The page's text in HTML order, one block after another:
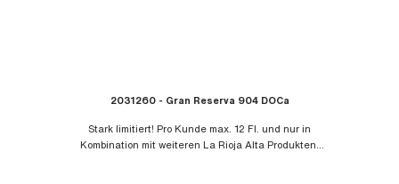
2031260 - Gran Reserva 904 DOCa
Stark limitiert! Pro Kunde max. 12 Fl. und nur in
Kombination mit weiteren La Rioja Alta Produkten.